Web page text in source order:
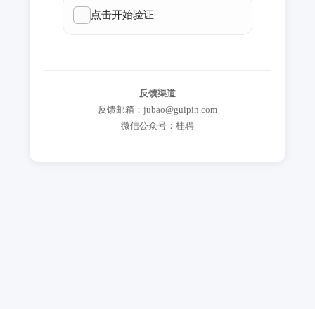
反馈渠道
反馈邮箱：jubao@guipin.com
微信公众号：桂聘